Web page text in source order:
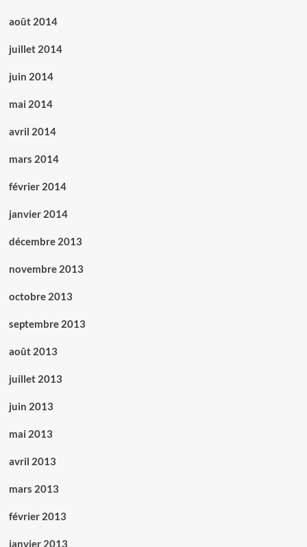
août 2014
juillet 2014
juin 2014
mai 2014
avril 2014
mars 2014
février 2014
janvier 2014
décembre 2013
novembre 2013
octobre 2013
septembre 2013
août 2013
juillet 2013
juin 2013
mai 2013
avril 2013
mars 2013
février 2013
janvier 2013